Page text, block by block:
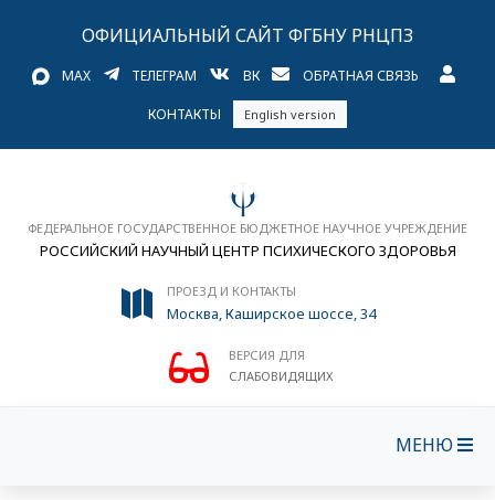
ОФИЦИАЛЬНЫЙ САЙТ ФГБНУ РНЦПЗ
MAX ТЕЛЕГРАМ ВК ОБРАТНАЯ СВЯЗЬ
КОНТАКТЫ English version
ФЕДЕРАЛЬНОЕ ГОСУДАРСТВЕННОЕ БЮДЖЕТНОЕ НАУЧНОЕ УЧРЕЖДЕНИЕ
РОССИЙСКИЙ НАУЧНЫЙ ЦЕНТР ПСИХИЧЕСКОГО ЗДОРОВЬЯ
ПРОЕЗД И КОНТАКТЫ
Москва, Каширское шоссе, 34
ВЕРСИЯ ДЛЯ
СЛАБОВИДЯЩИХ
МЕНЮ